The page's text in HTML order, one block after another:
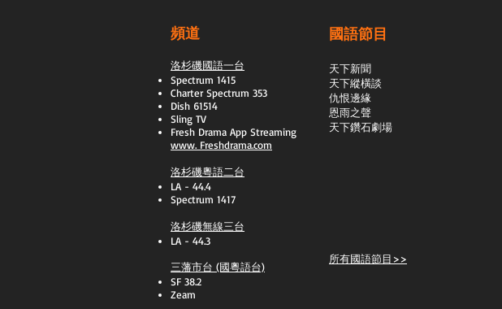
頻道
洛杉磯國語一台
Spectrum 1415
Charter Spectrum 353
Dish 61514
Sling TV
​Fresh Drama App Streaming
www. Freshdrama.com
洛杉磯粵語二台
LA - 44.4
Spectrum 1417
洛杉磯無線三台
LA - 44.3
三藩市台 (國粵語台)
SF 38.2
Zeam
國語節目
天下新聞
天下縱橫談
​仇恨邊緣
恩雨之聲
天下鑽石劇場
所有國語節目>>